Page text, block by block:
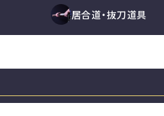
短刀 その
面単品 小手
居合道・抜刀道具
居合刀（模擬